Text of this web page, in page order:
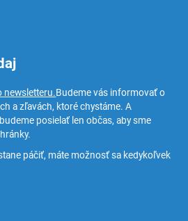
newsletteru.Budeme vás informovať o
a zľavách, ktoré chystáme. A
posielať len občas, aby sme
páčiť, máte možnosť sa kedykoľvek